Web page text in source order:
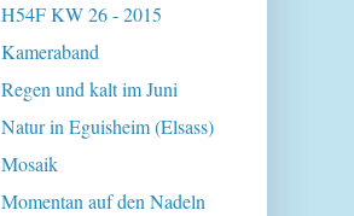
H54F KW 26 - 2015
Kameraband
Regen und kalt im Juni
Natur in Eguisheim (Elsass)
Mosaik
Momentan auf den Nadeln